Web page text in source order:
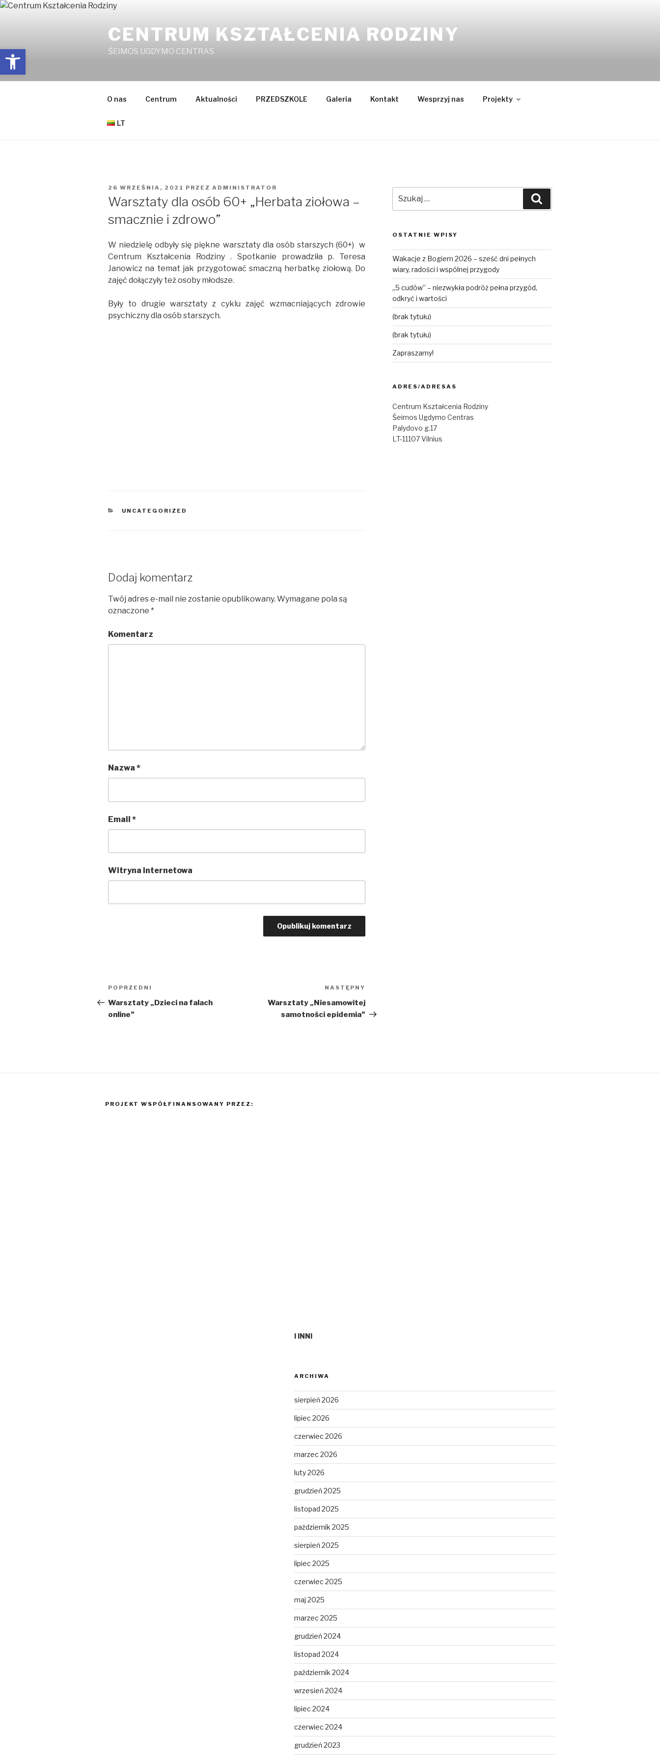
Przejdź
CENTRUM KSZTAŁCENIA RODZINY
ŠEIMOS UGDYMO CENTRAS
O nas Centrum Aktualności PRZEDSZKOLE Galeria Kontakt Wesprzyj nas Projekty
LT
OPUBLIKOWANE
W
26 WRZEŚNIA, 2021 PRZEZ ADMINISTRATOR
Warsztaty dla osób 60+ „Herbata ziołowa –
smacznie i zdrowo”
W niedzielę odbyły się piękne warsztaty dla osób starszych (60+) w
Centrum Kształcenia Rodziny . Spotkanie prowadziła p. Teresa
Janowicz na temat jak przygotować smaczną herbatkę ziołową. Do
zajęć dołączyły też osoby młodsze.
Były to drugie warsztaty z cyklu zajęć wzmacniających zdrowie
psychiczny dla osób starszych.
KATEGORIE
UNCATEGORIZED
Dodaj komentarz
Twój adres e-mail nie zostanie opublikowany. Wymagane pola są
oznaczone *
Komentarz
Nazwa *
Email *
Witryna internetowa
Nawigacja
wpisu
Poprzedni
wpis
POPRZEDNI
Warsztaty „Dzieci na falach
online”
NASTĘPNY
Warsztaty „Niesamowitej
samotności epidemia”
OSTATNIE WPISY
Wakacje z Bogiem 2026 – sześć dni pełnych
wiary, radości i wspólnej przygody
„5 cudów” – niezwykła podróż pełna przygód,
odkryć i wartości
(brak tytułu)
(brak tytułu)
Zapraszamy!
ADRES/ADRESAS
Centrum Kształcenia Rodziny
Šeimos Ugdymo Centras
Palydovo g.17
LT-11107 Vilnius
PROJEKT WSPÓŁFINANSOWANY PRZEZ:
I INNI
ARCHIWA
sierpień 2026
lipiec 2026
czerwiec 2026
marzec 2026
luty 2026
grudzień 2025
listopad 2025
październik 2025
sierpień 2025
lipiec 2025
czerwiec 2025
maj 2025
marzec 2025
grudzień 2024
listopad 2024
październik 2024
wrzesień 2024
lipiec 2024
czerwiec 2024
grudzień 2023
Open toolbar